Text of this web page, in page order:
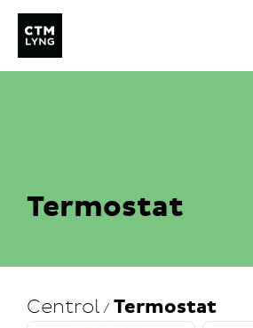
Termostat
Centrol / Termostat